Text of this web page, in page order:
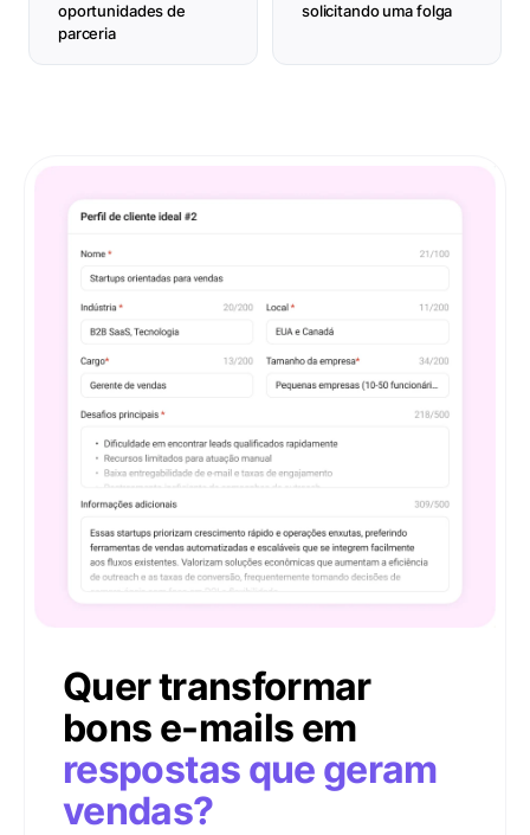
oportunidades de
parceria
solicitando uma folga
Quer transformar
bons e-mails em
respostas que geram
vendas?